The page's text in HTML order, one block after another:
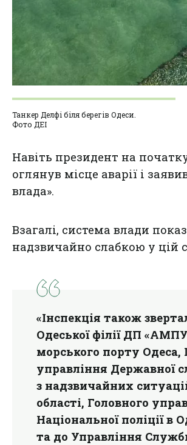
Танкер Делфі біля берегів Одеси.
Фото ДЕІ
Навіть президент на
оглянув місце аварії і
влада».
Взагалі, система влади
надзвичайно слабкою у цій
«Інспекція також
Одеської філії ДП
морського порту Одеса,
управління Державної
з надзвичайних
області, Головного
Національної поліції в
та до Управління